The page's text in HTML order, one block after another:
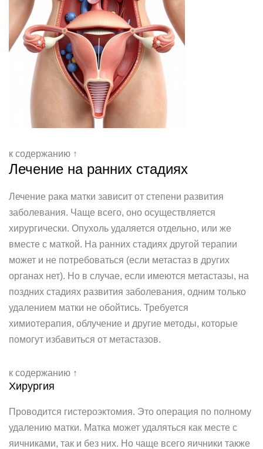
к содержанию ↑
Лечение на ранних стадиях
Лечение рака матки зависит от степени развития
заболевания. Чаще всего, оно осуществляется
хирургически. Опухоль удаляется отдельно, или же
вместе с маткой. На ранних стадиях другой терапии
может и не потребоваться (если метастаз в других
органах нет). Но в случае, если имеются метастазы, на
поздних стадиях развития заболевания, одним только
удалением матки не обойтись. Требуется
химиотерапия, облучение и другие методы, которые
помогут избавиться от метастазов.
к содержанию ↑
Хирургия
Проводится гистероэктомия. Это операция по полному
удалению матки. Матка может удаляться как месте с
яичниками, так и без них. Но чаще всего яичники также